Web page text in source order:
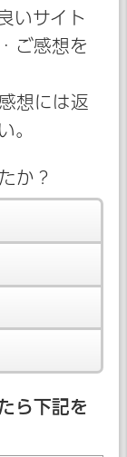
いサイト
ご感想を
想には返
。
か？
ら下記を